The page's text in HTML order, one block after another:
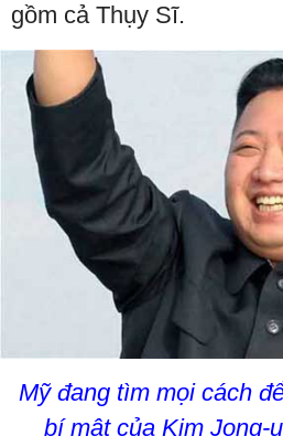
gồm cả Thụy Sĩ.
Mỹ đang tìm mọi cách
bí mật của Kim Jong-